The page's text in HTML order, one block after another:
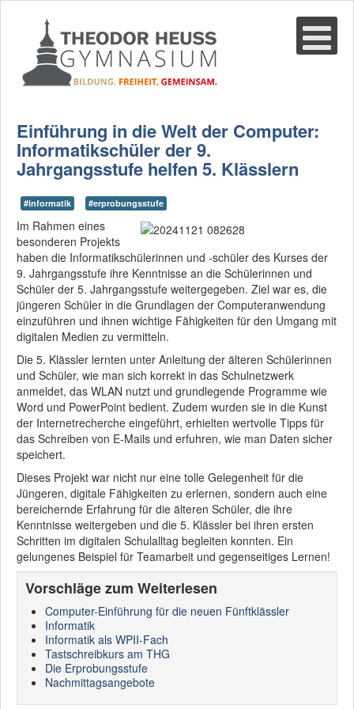
Einführung in die Welt der Computer:
Informatikschüler der 9.
Jahrgangsstufe helfen 5. Klässlern
#informatik #erprobungsstufe
Im Rahmen eines
besonderen Projekts
haben die Informatikschülerinnen und -schüler des Kurses der
9. Jahrgangsstufe ihre Kenntnisse an die Schülerinnen und
Schüler der 5. Jahrgangsstufe weitergegeben. Ziel war es, die
jüngeren Schüler in die Grundlagen der Computeranwendung
einzuführen und ihnen wichtige Fähigkeiten für den Umgang mit
digitalen Medien zu vermitteln.
Die 5. Klässler lernten unter Anleitung der älteren Schülerinnen
und Schüler, wie man sich korrekt in das Schulnetzwerk
anmeldet, das WLAN nutzt und grundlegende Programme wie
Word und PowerPoint bedient. Zudem wurden sie in die Kunst
der Internetrecherche eingeführt, erhielten wertvolle Tipps für
das Schreiben von E-Mails und erfuhren, wie man Daten sicher
speichert.
Dieses Projekt war nicht nur eine tolle Gelegenheit für die
Jüngeren, digitale Fähigkeiten zu erlernen, sondern auch eine
bereichernde Erfahrung für die älteren Schüler, die ihre
Kenntnisse weitergeben und die 5. Klässler bei ihren ersten
Schritten im digitalen Schulalltag begleiten konnten. Ein
gelungenes Beispiel für Teamarbeit und gegenseitiges Lernen!
Vorschläge zum Weiterlesen
Computer-Einführung für die neuen Fünftklässler
Informatik
Informatik als WPII-Fach
Tastschreibkurs am THG
Die Erprobungsstufe
Nachmittagsangebote